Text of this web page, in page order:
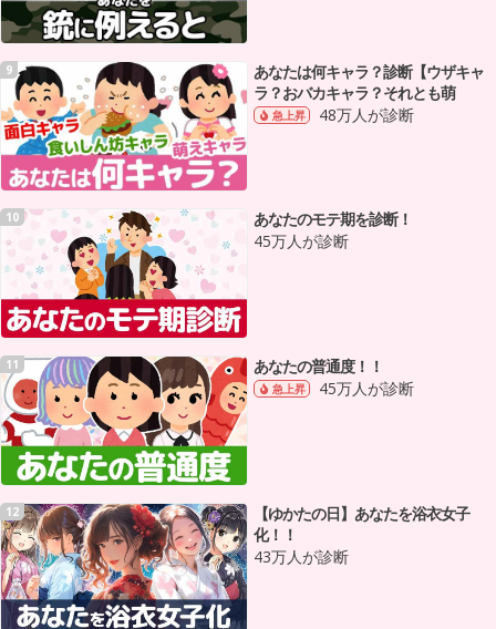
9
あなたは何キャラ？診断【ウザキャ
ラ？おバカキャラ？それとも萌
急上昇 48万人が診断
10
あなたのモテ期を診断！
45万人が診断
11 あなたの普通度！！
急上昇 45万人が診断
12
【ゆかたの日】あなたを浴衣女子
化！！
43万人が診断